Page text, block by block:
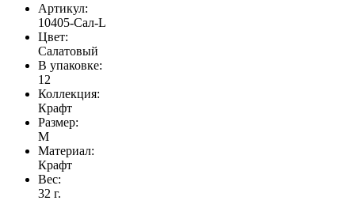
Артикул:
10405-Сал-L
Цвет:
Салатовый
В упаковке:
12
Коллекция:
Крафт
Размер:
M
Материал:
Крафт
Вес:
32 г.